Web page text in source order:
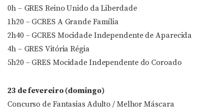
0h – GRES Reino Unido da Liberdade
1h20 – GCRES A Grande Família
2h40 – GCRES Mocidade Independente de Aparecida
4h – GRES Vitória Régia
5h20 – GRES Mocidade Independente do Coroado
23 de fevereiro (domingo)
Concurso de Fantasias Adulto / Melhor Máscara